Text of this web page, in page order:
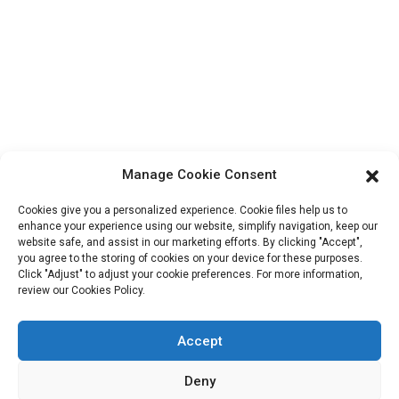
informations sur nos offres.
Contactez-Nous
Manage Cookie Consent
Cookies give you a personalized experience. Cookie files help us to
enhance your experience using our website, simplify navigation, keep our
website safe, and assist in our marketing efforts. By clicking "Accept",
you agree to the storing of cookies on your device for these purposes.
Click "Adjust" to adjust your cookie preferences. For more information,
review our Cookies Policy.
Accept
Deny